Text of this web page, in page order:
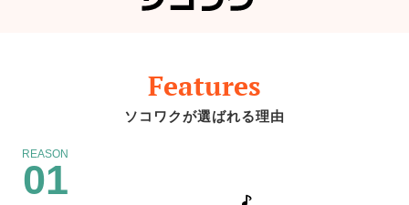
Features
ソコワクが選ばれる理由
REASON
01